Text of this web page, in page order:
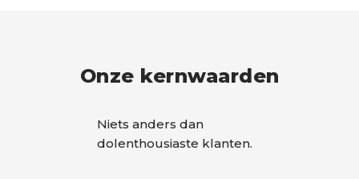
Onze kernwaarden
Niets anders dan
dolenthousiaste klanten.